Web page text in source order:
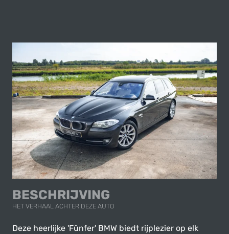
BESCHRIJVING
HET VERHAAL ACHTER DEZE AUTO
Deze heerlijke 'Fünfer' BMW biedt rijplezier op elk